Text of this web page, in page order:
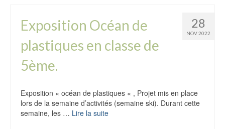
28
NOV 2022
Exposition Océan de
plastiques en classe de
5ème.
Exposition « océan de plastiques « , Projet mis en place
lors de la semaine d’activités (semaine ski). Durant cette
semaine, les … Lire la suite